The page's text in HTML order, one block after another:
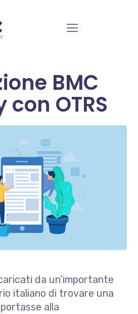
BMC
con OTRS
da un’importante
italiano di trovare una
alla